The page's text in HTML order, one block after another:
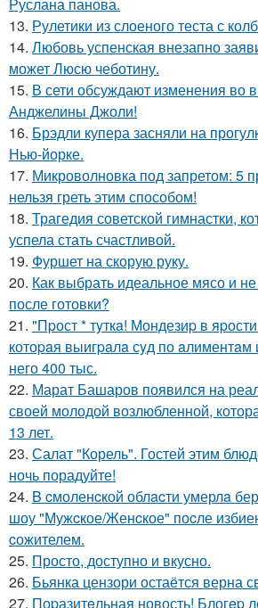
13. Рулетики из слоеного теста с
14. Любовь успенская внезапно
может Люсю чеботину.
15. В сети обсуждают изменения во
Анджелины Джоли!
16. Брэдли купера засняли на
Нью-йорке.
17. Микроволновка под запретом: 5
нельзя греть этим способом!
18. Трагедия советской гимнастки,
успела стать счастливой.
19. Фуршет на скорую руку.
20. Как выбрать идеальное мясо и
после готовки?
21. "Пpост * тyткa! Мондезиp в
котоpaя выигpaлa сyд по aлиментaм
него 400 тыс.
22. Марат Башаров появился на
своей молодой возлюбленной,
13 лет.
23. Салат "Корель". Гостей этим
ночь порадуйте!
24. B cмоленcкой облacти умерлa
шоу "Мужcкое/Женcкое" поcле
cожителем.
25. Просто, доступно и вкусно.
26. Бьянка цензори остаётся верна
27. Поpазитeльная новость! Блогep